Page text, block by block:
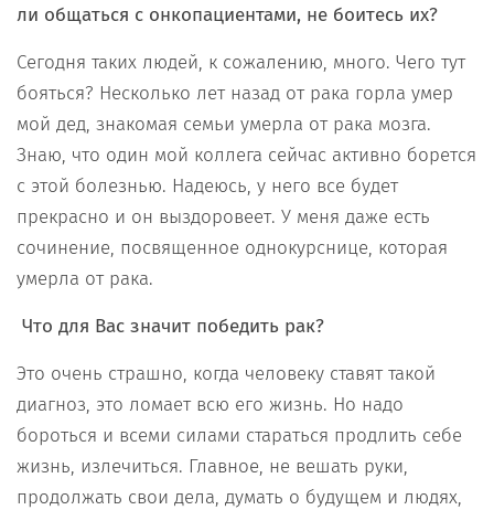
ли общаться с онкопациентами, не боитесь их?
Сегодня таких людей, к сожалению, много. Чего тут
бояться? Несколько лет назад от рака горла умер
мой дед, знакомая семьи умерла от рака мозга.
Знаю, что один мой коллега сейчас активно борется
с этой болезнью. Надеюсь, у него все будет
прекрасно и он выздоровеет. У меня даже есть
сочинение, посвященное однокурснице, которая
умерла от рака.
Что для Вас значит победить рак?
Это очень страшно, когда человеку ставят такой
диагноз, это ломает всю его жизнь. Но надо
бороться и всеми силами стараться продлить себе
жизнь, излечиться. Главное, не вешать руки,
продолжать свои дела, думать о будущем и людях,